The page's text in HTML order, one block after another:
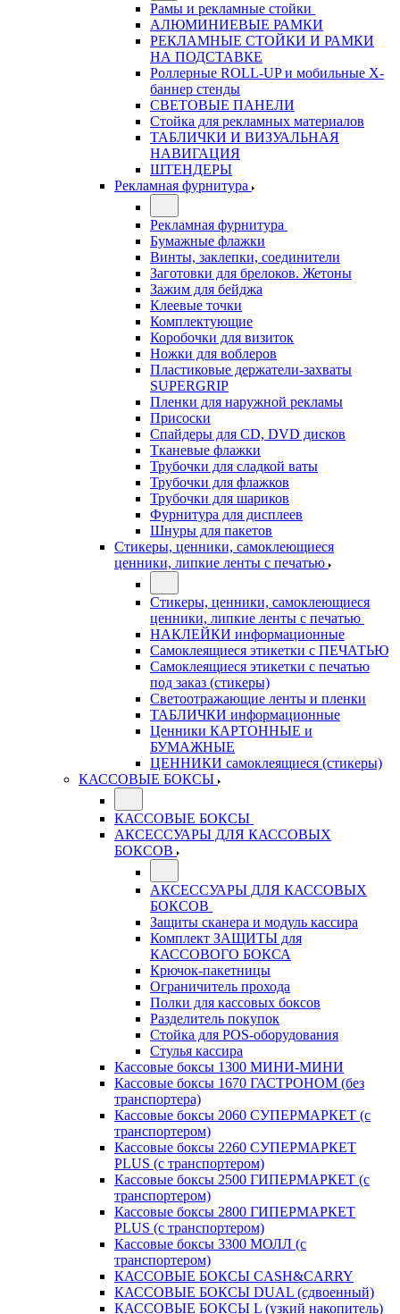
Рамы и рекламные стойки
АЛЮМИНИЕВЫЕ РАМКИ
РЕКЛАМНЫЕ СТОЙКИ И РАМКИ
НА ПОДСТАВКЕ
Роллерные ROLL-UP и мобильные X-
баннер стенды
СВЕТОВЫЕ ПАНЕЛИ
Стойка для рекламных материалов
ТАБЛИЧКИ И ВИЗУАЛЬНАЯ
НАВИГАЦИЯ
ШТЕНДЕРЫ
Рекламная фурнитура
Рекламная фурнитура
Бумажные флажки
Винты, заклепки, соединители
Заготовки для брелоков. Жетоны
Зажим для бейджа
Клеевые точки
Комплектующие
Коробочки для визиток
Ножки для воблеров
Пластиковые держатели-захваты
SUPERGRIP
Пленки для наружной рекламы
Присоски
Спайдеры для CD, DVD дисков
Тканевые флажки
Трубочки для сладкой ваты
Трубочки для флажков
Трубочки для шариков
Фурнитура для дисплеев
Шнуры для пакетов
Стикеры, ценники, самоклеющиеся
ценники, липкие ленты с печатью
Стикеры, ценники, самоклеющиеся
ценники, липкие ленты с печатью
НАКЛЕЙКИ информационные
Самоклеящиеся этикетки с ПЕЧАТЬЮ
Самоклеящиеся этикетки с печатью
под заказ (стикеры)
Светоотражающие ленты и пленки
ТАБЛИЧКИ информационные
Ценники КАРТОННЫЕ и
БУМАЖНЫЕ
ЦЕННИКИ самоклеящиеся (стикеры)
КАССОВЫЕ БОКСЫ
КАССОВЫЕ БОКСЫ
АКСЕССУАРЫ ДЛЯ КАССОВЫХ
БОКСОВ
АКСЕССУАРЫ ДЛЯ КАССОВЫХ
БОКСОВ
Защиты сканера и модуль кассира
Комплект ЗАЩИТЫ для
КАССОВОГО БОКСА
Крючок-пакетницы
Ограничитель прохода
Полки для кассовых боксов
Разделитель покупок
Стойка для POS-оборудования
Стулья кассира
Кассовые боксы 1300 МИНИ-МИНИ
Кассовые боксы 1670 ГАСТРОНОМ (без
транспортера)
Кассовые боксы 2060 СУПЕРМАРКЕТ (с
транспортером)
Кассовые боксы 2260 СУПЕРМАРКЕТ
PLUS (с транспортером)
Кассовые боксы 2500 ГИПЕРМАРКЕТ (с
транспортером)
Кассовые боксы 2800 ГИПЕРМАРКЕТ
PLUS (с транспортером)
Кассовые боксы 3300 МОЛЛ (с
транспортером)
КАССОВЫЕ БОКСЫ CASH&CARRY
КАССОВЫЕ БОКСЫ DUAL (сдвоенный)
КАССОВЫЕ БОКСЫ L (узкий накопитель)